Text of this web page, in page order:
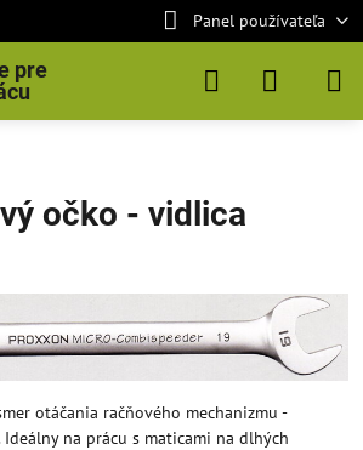
Panel používateľa
pre
očko - vidlica
otáčania račňového mechanizmu -
na prácu s maticami na dlhých